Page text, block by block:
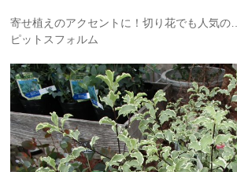
寄せ植えのアクセントに！切り花でも人気の…
ピットスフォルム